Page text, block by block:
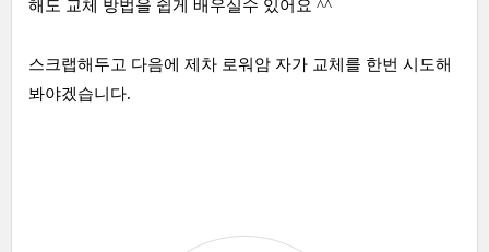
해도 교체 방법을 쉽게 배우실수 있어요 ^^
스크랩해두고 다음에 제차 로워암 자가 교체를 한번 시도해
봐야겠습니다.